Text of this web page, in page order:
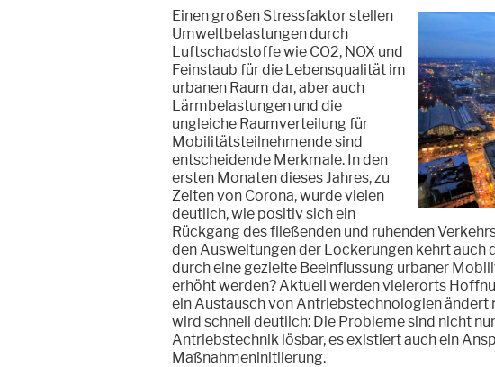
Einen großen Stressfaktor stellen
Umweltbelastungen durch
Luftschadstoffe wie CO2, NOX und
Feinstaub für die Lebensqualität im
urbanen Raum dar, aber auch
Lärmbelastungen und die
ungleiche Raumverteilung für
Mobilitätsteilnehmende sind
entscheidende Merkmale. In den
ersten Monaten dieses Jahres, zu
Zeiten von Corona, wurde vielen
deutlich, wie positiv sich ein
Rückgang des fließenden und ruhenden
den Ausweitungen der Lockerungen kehrt auch
durch eine gezielte Beeinflussung urbaner
erhöht werden? Aktuell werden vielerorts
ein Austausch von Antriebstechnologien
wird schnell deutlich: Die Probleme sind nicht
Antriebstechnik lösbar, es existiert auch ein
Maßnahmeninitiierung.